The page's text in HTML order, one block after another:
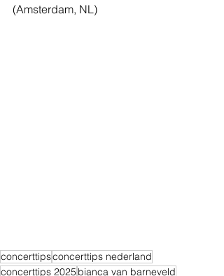
(Amsterdam, NL)
concerttipsconcerttips nederland
concerttips 2025 bianca van barneveld